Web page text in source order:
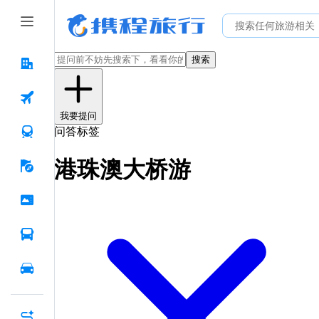
搜索
我要提问
问答标签
港珠澳大桥游